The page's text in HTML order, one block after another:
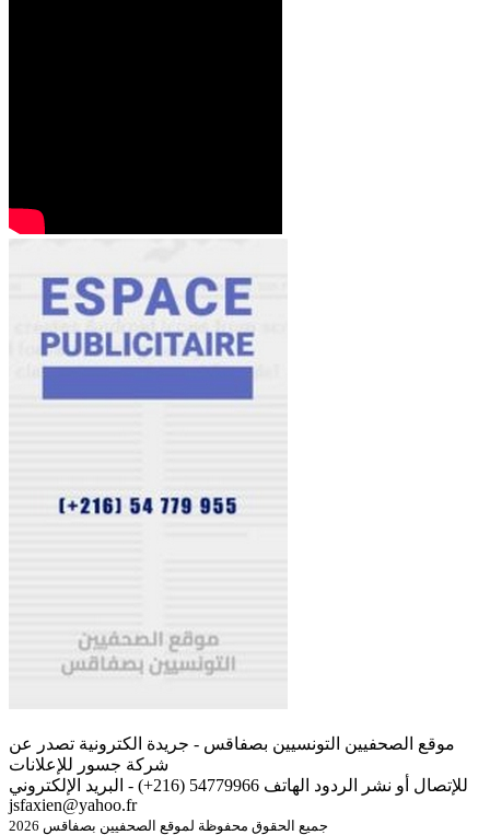
موقع الصحفيين التونسيين بصفاقس - جريدة الكترونية تصدر عن
شركة جسور للإعلانات
للإتصال أو نشر الردود الهاتف 54779966 (216+) - البريد الإلكتروني
jsfaxien@yahoo.fr
جميع الحقوق محفوظة لموقع الصحفيين بصفاقس 2026